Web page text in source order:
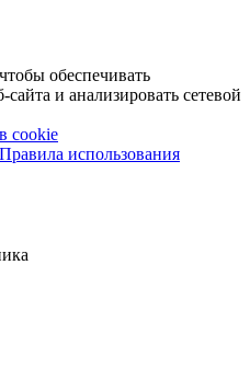
обеспечивать
и анализировать сетевой
cookie
Правила использования